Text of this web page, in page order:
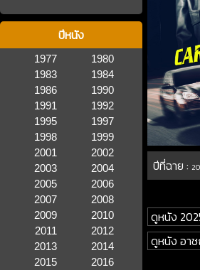
ปีหนัง
1977
1980
1983
1984
1986
1990
1991
1992
1995
1997
1998
1999
2001
2002
2003
2004
2005
2006
2007
2008
2009
2010
2011
2012
2013
2014
2015
2016
ปีที่ฉาย :
ดูหนัง
ดูหนัง อา